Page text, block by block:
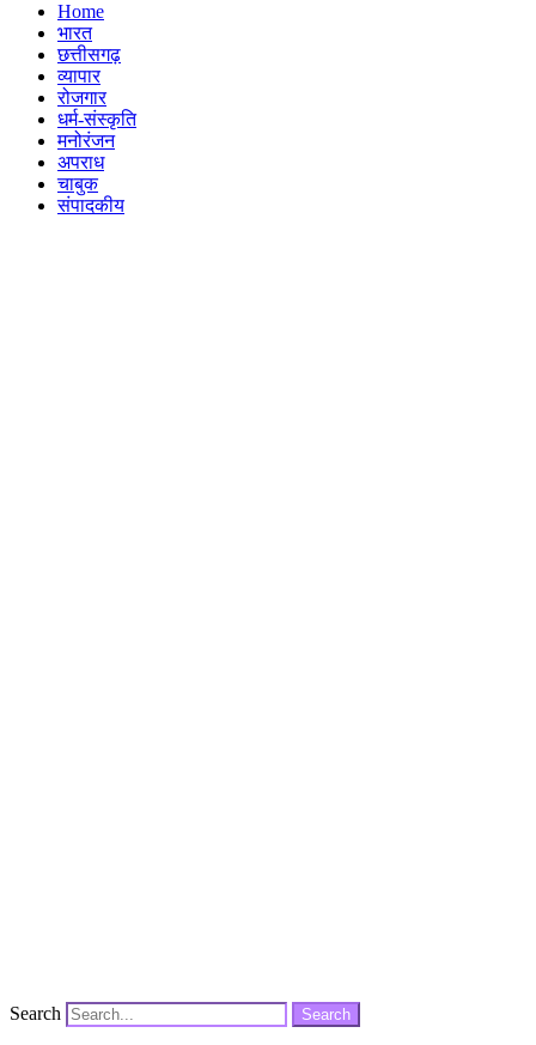
Home
भारत
छत्तीसगढ़
व्यापार
रोजगार
धर्म-संस्कृति
मनोरंजन
अपराध
चाबुक
संपादकीय
Search Search